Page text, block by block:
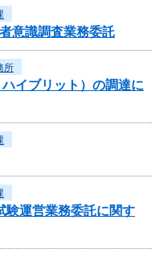
意識調査業務委託
所
イブリット）の調達に
験運営業務委託に関す